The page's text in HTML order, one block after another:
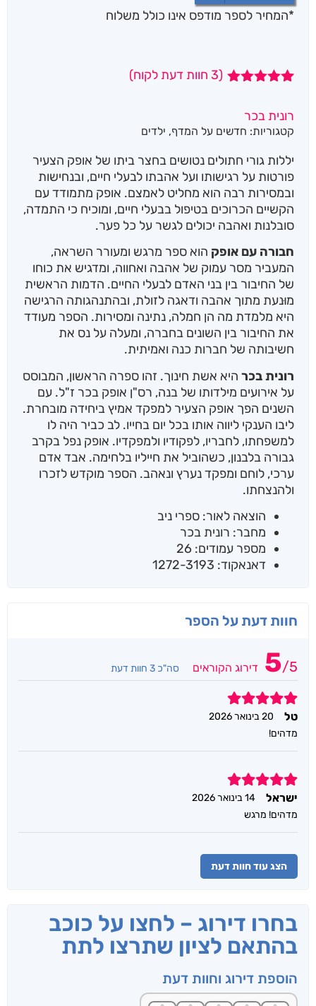
*המחיר לספר מודפס אינו כולל משלוח
מבוסס על
דירוגים של
(
3 חוות דעת לקוח)
רונית בכר
קטגוריות: חדשים על המדף, ילדים
יללות גורי חתולים נטושים בחצר ביתו של אופק הצעיר
פורטות על רגישותו ועל אהבתו לבעלי חיים, ובנחישות
ובמסירות רבה הוא מחליט לאמצם. אופק מתמודד עם
הקשיים הכרוכים בטיפול בבעלי חיים, ומוכיח כי התמדה,
סובלנות ואהבה יכולים לגשר על כל פער.
חבורה עם אופק הוא ספר מרגש ומעורר השראה,
המעביר מסר עמוק של אהבה ואחווה, ומדגיש את כוחו
של החיבור בין בני האדם לבעלי החיים. הדמות הראשית
מוּנעת מתוך אהבה ודאגה לזולת, ובהתנהגותה הרגישה
היא מלמדת מה הן חמלה, נתינה ומסירות. הספר מעודד
את החיבור בין השונים בחברה, ומעלה על נס את
חשיבותה של חברות כנה ואמיתית.
רונית בכר היא אשת חינוך. זהו ספרה הראשון, המבוסס
על אירועים מילדותו של בנה, רס"ן אופק בכר ז"ל. עם
השנים הפך אופק הצעיר למפקד אמיץ ביחידה מובחרת.
ליבו הענקי ליווה אותו בכל יום בחייו. לב כביר היה לו
למשפחתו, לחבריו, לפקודיו ולמפקדיו. אופק נפל בקרב
גבורה בלבנון, כשהוביל את חייליו בלחימה. אבד אדם
ערכי, לוחם ומפקד נערץ ונאהב. הספר מוקדש לזכרו
ולהנצחתו.
הוצאה לאור: ספרי ניב
מחבר: רונית בכר
מספר עמודים: 26
דאנאקוד: 1272-3193
חוות דעת על הספר
5/5 דירוג הקוראים סה"כ 3 חוות דעת
5
טל
20 בינואר 2026
מדהים!
5
ישראל
14 בינואר 2026
מדהים! מרגש
הצג עוד חוות דעת
בחרו דירוג – לחצו על כוכב
בהתאם לציון שתרצו לתת
הוספת דירוג וחוות דעת